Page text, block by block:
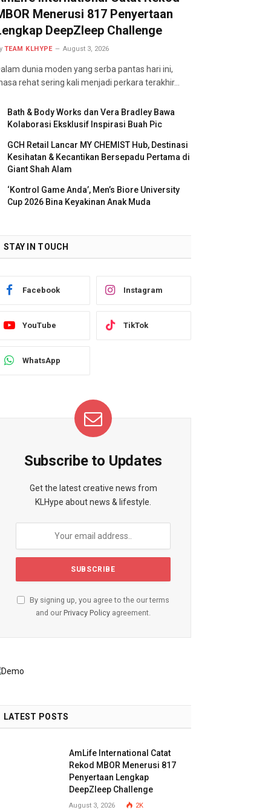
Menerusi 817 Penyertaan
DeepZleep Challenge
TEAM KLHYPE August 3, 2026
dunia moden yang serba pantas hari ini,
rehat sering kali menjadi perkara terakhir…
Bath & Body Works dan Vera Bradley Bawa
Kolaborasi Eksklusif Inspirasi Buah Pic
GCH Retail Lancar MY CHEMIST Hub, Destinasi
Kesihatan & Kecantikan Bersepadu Pertama di
Giant Shah Alam
‘Kontrol Game Anda’, Men’s Biore University
Cup 2026 Bina Keyakinan Anak Muda
STAY IN TOUCH
Facebook Instagram
YouTube TikTok
WhatsApp
Subscribe to Updates
Get the latest creative news from
KLHype about news & lifestyle.
By signing up, you agree to the our terms
and our Privacy Policy agreement.
LATEST POSTS
AmLife International Catat
Rekod MBOR Menerusi 817
Penyertaan Lengkap
DeepZleep Challenge
August 3, 2026 2K